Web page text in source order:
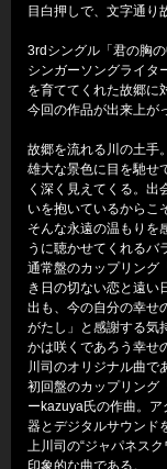
目白押しで、文字通り
3rdシングル「君の胸
シンガーソングライタ
を育ててくれた故郷に
今回の作品が出来上が
故郷を流れる川の土手
雄大な景色に目を馳せ
く深く見えてくる。出
いを抱いているからこ
そんな永遠の温もりを
うに聴かせてくれるバ
通常盤のカップリング
き日の切ない恋と遠い
出も、今の自分の幸せ
がたし」と感謝する気
かは咲くであろう幸せ
川司のオリジナル曲で
初回盤のカップリング
ーkazuya氏の作曲。
器とデジタルサウンド
上川司の“ジャパネス
印象的な曲である。